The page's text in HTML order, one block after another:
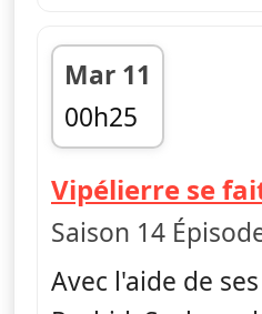
Mar 11
00h25
fin 00h55
Vipélierre se
Saison 14
Avec l'aide de